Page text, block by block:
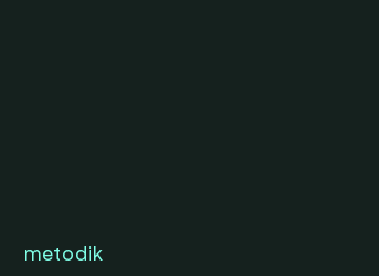
metodik